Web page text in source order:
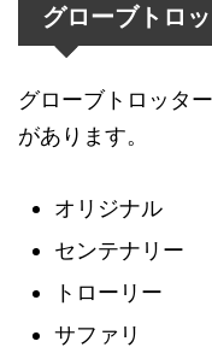
グローブトロ
グローブトロッタ
があります。
オリジナル
センテナリー
トローリー
サファリ